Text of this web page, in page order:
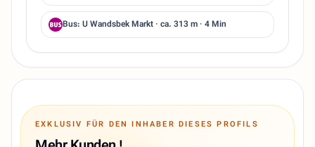
Bus: U Wandsbek Markt · ca. 313 m · 4 Min
EXKLUSIV FÜR DEN INHABER DIESES PROFILS